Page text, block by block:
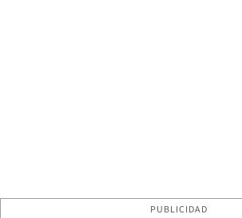
PUBLICIDAD